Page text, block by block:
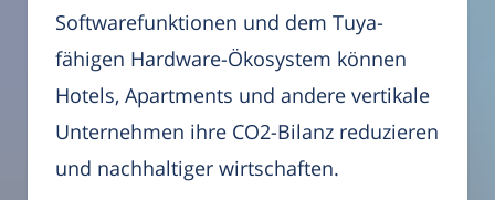
Softwarefunktionen und dem Tuya-
fähigen Hardware-Ökosystem können
Hotels, Apartments und andere vertikale
Unternehmen ihre CO2-Bilanz reduzieren
und nachhaltiger wirtschaften.